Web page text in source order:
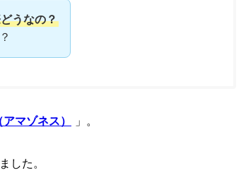
うなの？
マゾネス） 」。
した。